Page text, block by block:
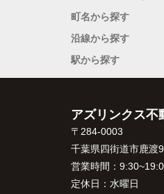
町名から探す
沿線から探す
駅から探す
アズリンクス不
〒284-0003
千葉県四街道市鹿渡
営業時間：
定休日： 水曜日